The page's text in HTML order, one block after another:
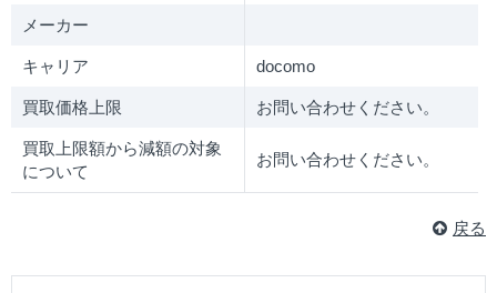
メーカー
キャリア docomo
買取価格上限 お問い合わせください。
買取上限額から減額の対象
について
お問い合わせください。
戻る